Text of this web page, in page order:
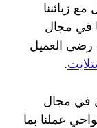
زبائننا
في مجال
رضى العميل
.
في مجال
عملنا بما